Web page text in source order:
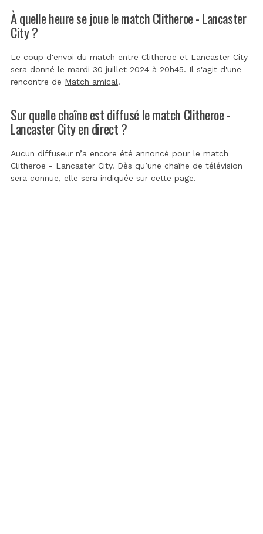
À quelle heure se joue le match Clitheroe - Lancaster
City ?
Le coup d'envoi du match entre Clitheroe et Lancaster City
sera donné le mardi 30 juillet 2024 à 20h45. Il s'agit d'une
rencontre de Match amical.
Sur quelle chaîne est diffusé le match Clitheroe -
Lancaster City en direct ?
Aucun diffuseur n’a encore été annoncé pour le match
Clitheroe - Lancaster City. Dès qu’une chaîne de télévision
sera connue, elle sera indiquée sur cette page.